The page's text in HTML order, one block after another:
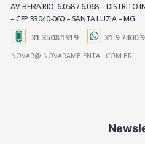
AV. BEIRA RIO, 6.058 / 6.068 – DISTRITO
– CEP 33040-060 – SANTA LUZIA – MG
31 3508.1919 31 9
INOVAR@INOVARAMBIENTAL.COM.BR